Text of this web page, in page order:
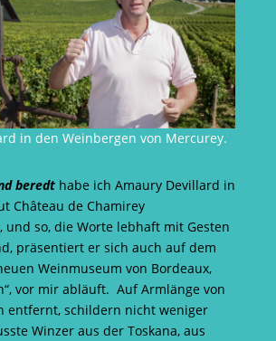
in den Weinbergen von Mercurey.
beredthabe ich Amaury Devillard in
Château de Chamirey
und so, die Worte lebhaft mit Gesten
präsentiert er sich auch auf dem
Weinmuseum von Bordeaux,
vor mir abläuft. Auf Armlänge von
entfernt, schildern nicht weniger
Winzer aus der Toskana, aus